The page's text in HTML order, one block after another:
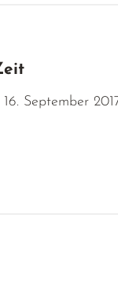
September